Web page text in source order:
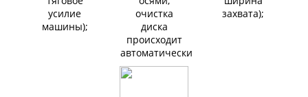
усилие
машины);
очистка
диска
происходит
автоматически
захвата);